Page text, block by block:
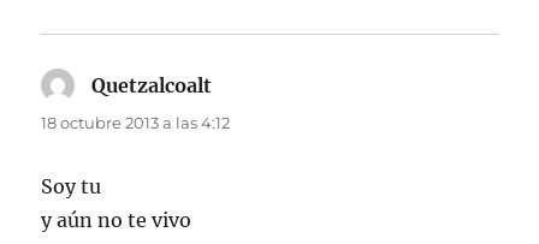
Quetzalcoalt
18 octubre 2013 a las 4:12
Soy tu
y aún no te vivo